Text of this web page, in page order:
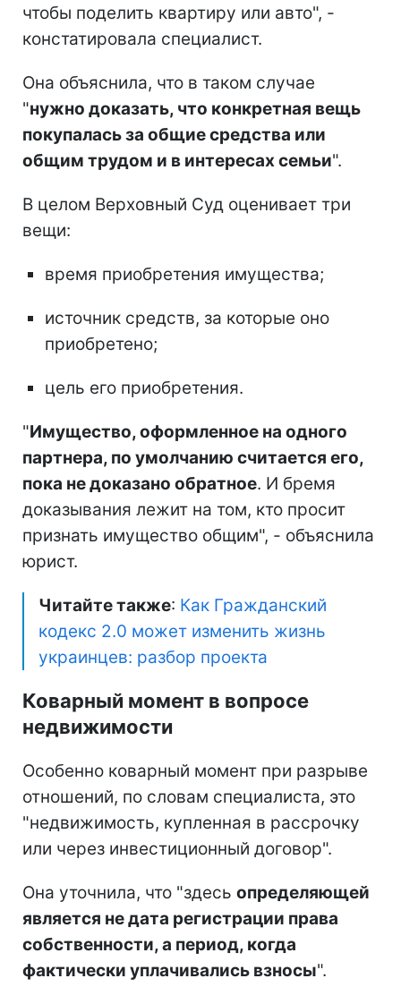
чтобы поделить квартиру или авто", -
констатировала специалист.
Она объяснила, что в таком случае
"нужно доказать, что конкретная вещь
покупалась за общие средства или
общим трудом и в интересах семьи".
В целом Верховный Суд оценивает три
вещи:
время приобретения имущества;
источник средств, за которые оно
приобретено;
цель его приобретения.
"Имущество, оформленное на одного
партнера, по умолчанию считается его,
пока не доказано обратное. И бремя
доказывания лежит на том, кто просит
признать имущество общим", - объяснила
юрист.
Читайте также: Как Гражданский
кодекс 2.0 может изменить жизнь
украинцев: разбор проекта
Коварный момент в вопросе
недвижимости
Особенно коварный момент при разрыве
отношений, по словам специалиста, это
"недвижимость, купленная в рассрочку
или через инвестиционный договор".
Она уточнила, что "здесь определяющей
является не дата регистрации права
собственности, а период, когда
фактически уплачивались взносы".